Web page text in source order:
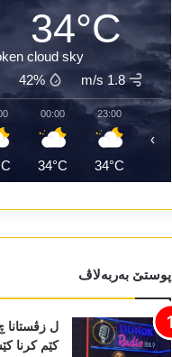
34°C
cloud sky
1.8 m/s
42%
23:00
34°C
00:00
34°C
›
پوستێ بەربەلاڤ
ل زڤستانا
کێم کرنا